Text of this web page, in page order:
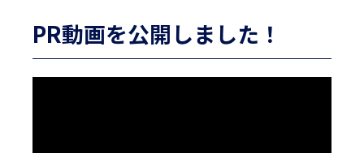
PR動画を公開しました！